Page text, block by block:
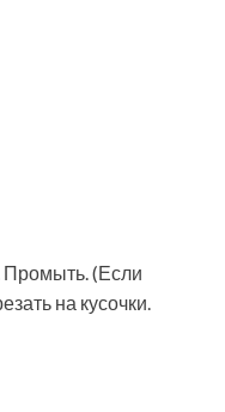
Промыть. (Если
на кусочки.